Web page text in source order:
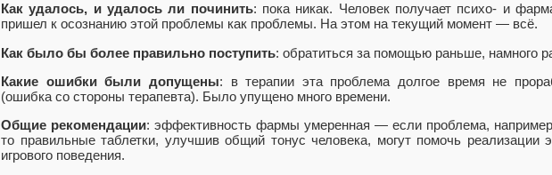
Как удалось, и удалось ли починить: пока никак. Человек получает психо- и
пришел к осознанию этой проблемы как проблемы. На этом на текущий момент — всё.
Как было бы более правильно поступить: обратиться за помощью раньше, намного
Какие ошибки были допущены: в терапии эта проблема долгое время не
(ошибка со стороны терапевта). Было упущено много времени.
Общие рекомендации: эффективность фармы умеренная — если проблема,
то правильные таблетки, улучшив общий тонус человека, могут помочь реализации
игрового поведения.